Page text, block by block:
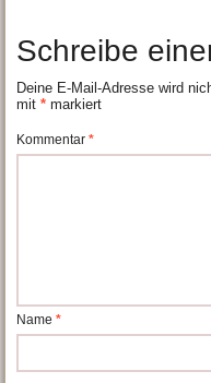
Schreibe
Deine E-Mail-Adresse wird
mit* markiert
Kommentar*
Name*